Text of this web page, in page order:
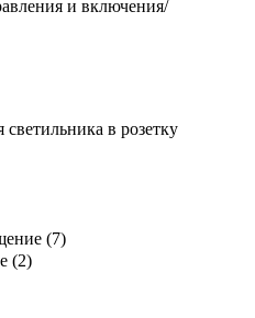
и включения/
в розетку
(7)
(2)